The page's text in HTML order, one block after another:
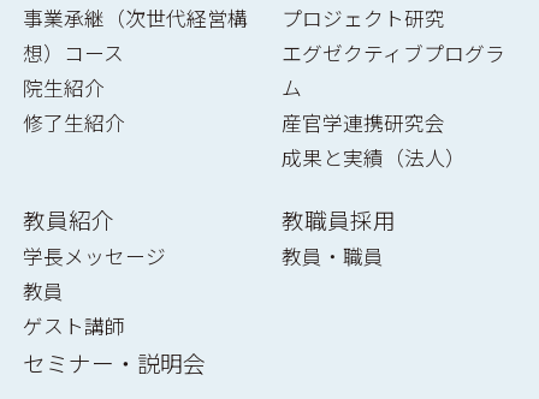
事業承継（次世代経営構
想）コース
院生紹介
修了生紹介
プロジェクト研究
エグゼクティブプログラ
ム
産官学連携研究会
成果と実績（法人）
教員紹介
学長メッセージ
教員
ゲスト講師
セミナー・説明会
教職員採用
教員・職員